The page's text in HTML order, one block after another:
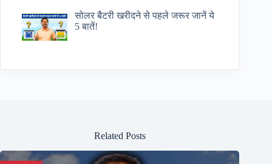
सोलर बैटरी खरीदने से पहले जरूर जानें ये
5 बातें!
Related Posts